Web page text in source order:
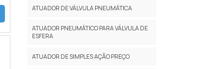
ATUADOR DE VÁLVULA PNEUMÁTICA
ATUADOR PNEUMÁTICO PARA VÁLVULA DE
ESFERA
ATUADOR DE SIMPLES AÇÃO PREÇO